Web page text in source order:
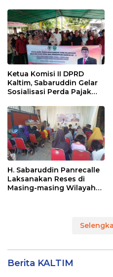
Ketua Komisi II DPRD
Kaltim, Sabaruddin Gelar
Sosialisasi Perda Pajak
Sepinggan Raya
Balikpapan
H. Sabaruddin Panrecalle
Laksanakan Reses di
Masing-masing Wilayah
Berita KALTIM